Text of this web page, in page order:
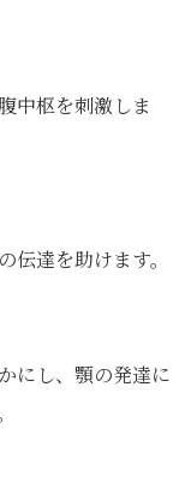
中枢を刺激しま
達を助けます。
にし、顎の発達に